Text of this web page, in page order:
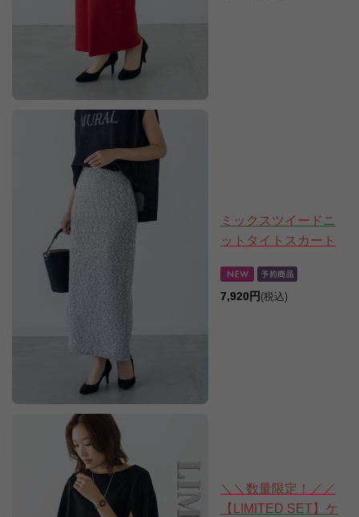
ミックスツイードニ
ットタイトスカート
7,920円 (税込)
＼＼数量限定！／／
【LIMITED SET】ケ